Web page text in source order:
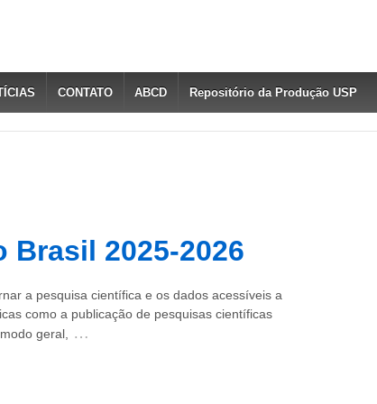
CONTATO ABCD Repositório da Produção USP
Brasil 2025-2026
a pesquisa científica e os dados acessíveis a
como a publicação de pesquisas científicas
geral, …